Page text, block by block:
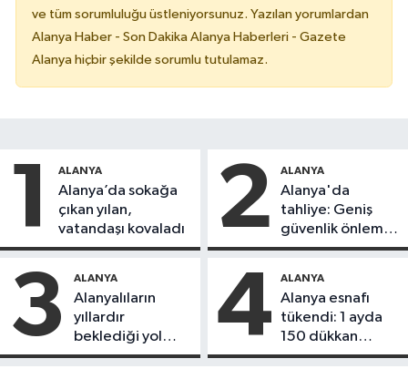
ve tüm sorumluluğu üstleniyorsunuz. Yazılan yorumlardan
Alanya Haber - Son Dakika Alanya Haberleri - Gazete
Alanya hiçbir şekilde sorumlu tutulamaz.
1 ALANYA
Alanya’da sokağa
çıkan yılan,
vatandaşı kovaladı
2 ALANYA
Alanya'da
tahliye: Geniş
güvenlik önlemi
alındı
3 ALANYA
Alanyalıların
yıllardır
beklediği yol
askıdan döndü
4 ALANYA
Alanya esnafı
tükendi: 1 ayda
150 dükkan
kapandı